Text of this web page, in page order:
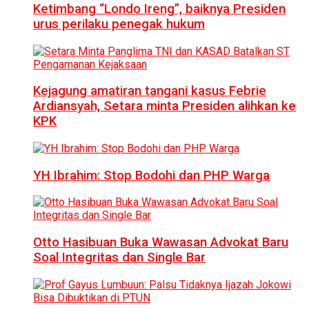
Ketimbang “Londo Ireng”, baiknya Presiden
urus perilaku penegak hukum
Kejagung amatiran tangani kasus Febrie
Ardiansyah, Setara minta Presiden alihkan ke
KPK
YH Ibrahim: Stop Bodohi dan PHP Warga
Otto Hasibuan Buka Wawasan Advokat Baru
Soal Integritas dan Single Bar